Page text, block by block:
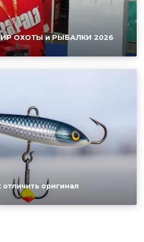
ОХОТЫ и РЫБАЛКИ 2026
оригинал